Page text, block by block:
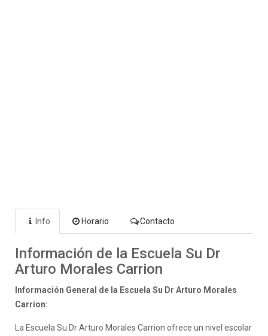
Info Horario Contacto
Información de la Escuela Su Dr
Arturo Morales Carrion
Información General de la Escuela Su Dr Arturo Morales
Carrion:
La Escuela Su Dr Arturo Morales Carrion ofrece un nivel escolar